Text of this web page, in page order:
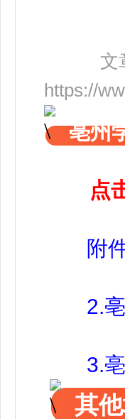
文
https://
亳州
点击
附件
2.亳
3.亳
其